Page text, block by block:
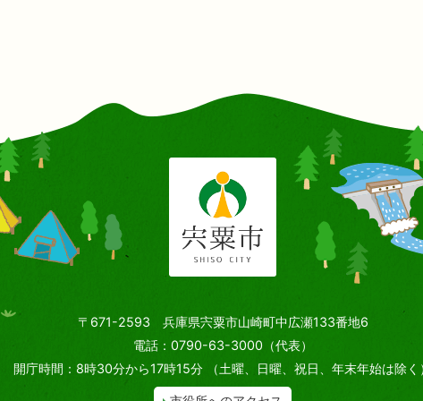
〒671-2593 兵庫県宍粟市山崎町中広瀬133番地6
電話：0790-63-3000（代表）
開庁時間：8時30分から17時15分
（土曜、日曜、祝日、年末年始は除く